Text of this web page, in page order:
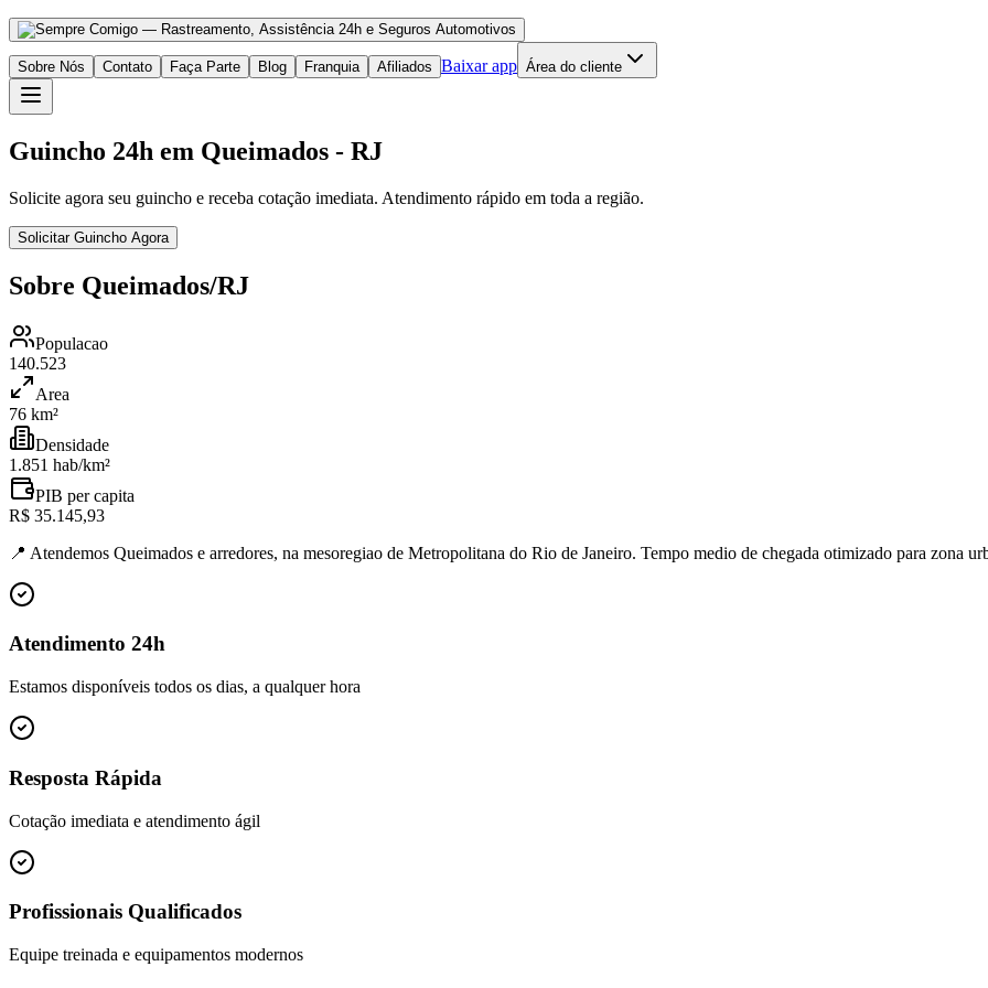
Sobre Nós Contato Faça Parte Blog Franquia Afiliados Baixar app Área do cliente
Guincho 24h em Queimados - RJ
Solicite agora seu guincho e receba cotação imediata. Atendimento rápido em toda a região.
Solicitar Guincho Agora
Sobre Queimados/RJ
Populacao
140.523
Area
76 km²
Densidade
1.851 hab/km²
PIB per capita
R$ 35.145,93
📍 Atendemos Queimados e arredores, na mesoregiao de Metropolitana do Rio de Janeiro. Tempo medio de chegada otimizado para zona
Atendimento 24h
Estamos disponíveis todos os dias, a qualquer hora
Resposta Rápida
Cotação imediata e atendimento ágil
Profissionais Qualificados
Equipe treinada e equipamentos modernos